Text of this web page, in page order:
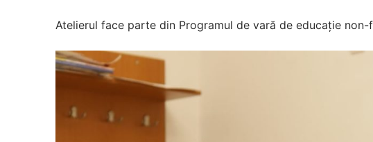
Atelierul face parte din Programul de vară de educație